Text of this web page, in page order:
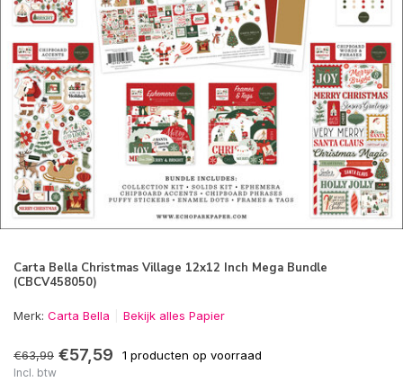
Carta Bella Christmas Village 12x12 Inch Mega Bundle
(CBCV458050)
Merk: Carta Bella Bekijk alles Papier
€63,99 €57,59 1 producten op voorraad
Incl. btw